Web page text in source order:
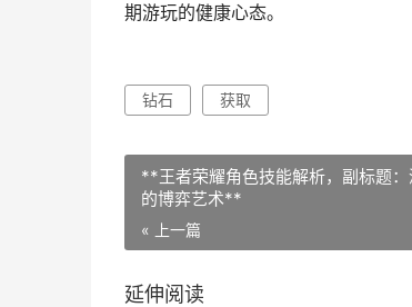
期游玩的健康心态。
钻石 获取
**王者荣耀角色技能解析，副标题
的博弈艺术**
« 上一篇
延伸阅读